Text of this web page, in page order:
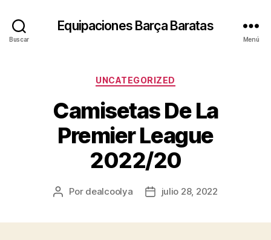
Buscar
Equipaciones Barça Baratas
Menú
Categorías
UNCATEGORIZED
Camisetas De La
Premier League
2022/20
Autor
Por dealcoolya
Fechajulio 28, 2022